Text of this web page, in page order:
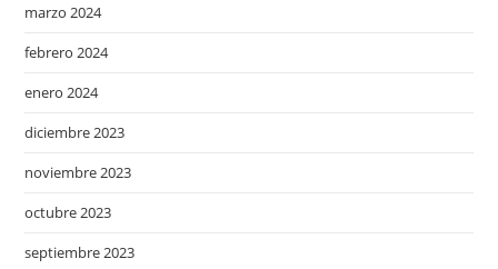
marzo 2024
febrero 2024
enero 2024
diciembre 2023
noviembre 2023
octubre 2023
septiembre 2023